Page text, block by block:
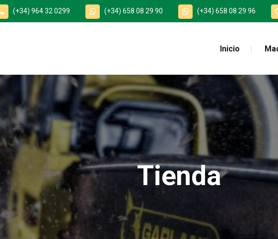
(+34) 964 32 0299 (+34) 658 08 29 90 (+34) 658 08 29 96
Inicio
Tienda